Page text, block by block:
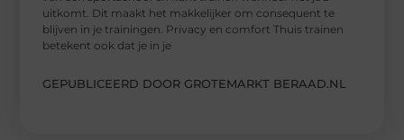
uitkomt. Dit maakt het makkelijker om consequent te
blijven in je trainingen. Privacy en comfort Thuis trainen
betekent ook dat je in je
GEPUBLICEERD DOOR GROTEMARKT BERAAD.NL